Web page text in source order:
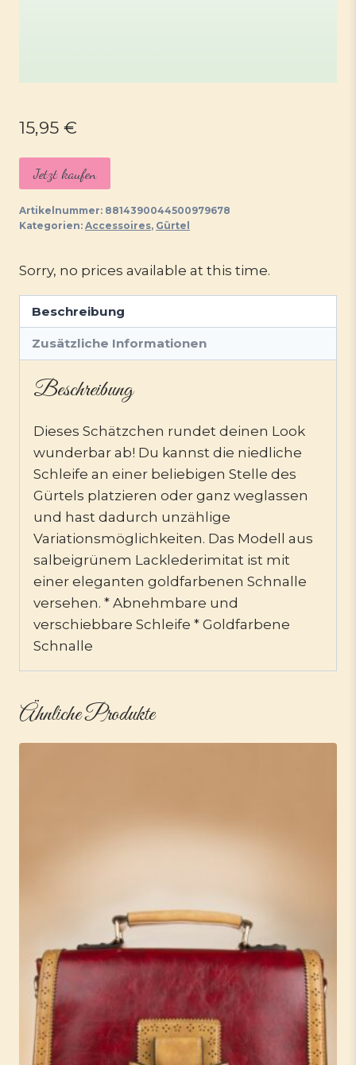
15,95 €
Jetzt kaufen
Artikelnummer: 8814390044500979678
Kategorien: Accessoires, Gürtel
Sorry, no prices available at this time.
Beschreibung
Zusätzliche Informationen
Beschreibung
Dieses Schätzchen rundet deinen Look
wunderbar ab! Du kannst die niedliche
Schleife an einer beliebigen Stelle des
Gürtels platzieren oder ganz weglassen
und hast dadurch unzählige
Variationsmöglichkeiten. Das Modell aus
salbeigrünem Lacklederimitat ist mit
einer eleganten goldfarbenen Schnalle
versehen. * Abnehmbare und
verschiebbare Schleife * Goldfarbene
Schnalle
Ähnliche Produkte